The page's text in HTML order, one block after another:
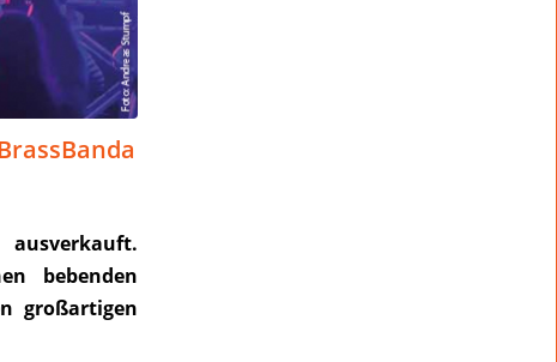
bebenden
großartigen